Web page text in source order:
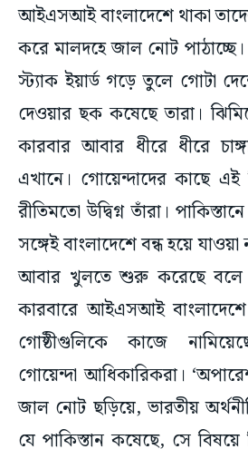
আইএসআই বাংলাদেশে থাকা
করে মালদহে জাল নোট
স্ট্যাক ইয়ার্ড গড়ে তুলে গোটা
দেওয়ার ছক কষেছে তারা।
কারবার আবার ধীরে ধীরে
এখানে। গোয়েন্দাদের কাছে
রীতিমতো উদ্বিগ্ন তাঁরা।
সঙ্গেই বাংলাদেশে বন্ধ হয়ে
আবার খুলতে শুরু করেছে বলে
কারবারে আইএসআই বাংলাদেশে
গোষ্ঠীগুলিকে কাজে
গোয়েন্দা আধিকারিকরা।
জাল নোট ছড়িয়ে, ভারতীয়
যে পাকিস্তান কষেছে, সে